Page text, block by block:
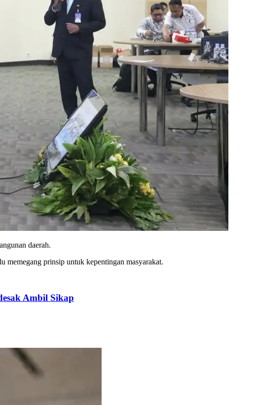
daerah.
memegang prinsip untuk kepentingan masyarakat.
Ambil Sikap